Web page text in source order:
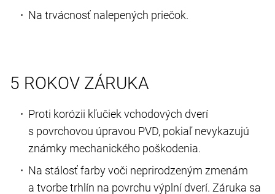
Na trvácnosť nalepených priečok.
5 ROKOV ZÁRUKA
Proti korózii kľučiek vchodových dverí
s povrchovou úpravou PVD, pokiaľ nevykazujú
známky mechanického poškodenia.
Na stálosť farby voči neprirodzeným zmenám
a tvorbe trhlín na povrchu výplní dverí. Záruka sa